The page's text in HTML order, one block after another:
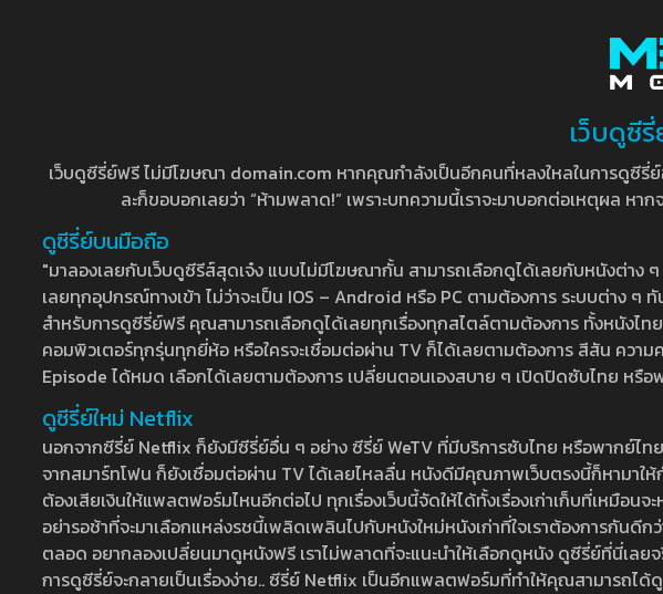
เว็บดูซี
เว็บดูซีรี่ย์ฟรี ไม่มีโฆษณา domain.com หากคุณกำลังเป็นอีกคนที่หลงใหลในการดูซีรี่
ละก็ขอบอกเลยว่า “ห้ามพลาด!” เพราะบทความนี้เราจะมาบอกต่อเหตุผล ห
ดูซีรี่ย์บนมือถือ
"มาลองเลยกับเว็บดูซีรีส์สุดเจ๋ง แบบไม่มีโฆษณากั้น สามารถเลือกดูได้เลยกับหนังต่า
เลยทุกอุปกรณ์ทางเข้า ไม่ว่าจะเป็น IOS – Android หรือ PC ตามต้องการ ระบบต่าง
สำหรับการดูซีรี่ย์ฟรี คุณสามารถเลือกดูได้เลยทุกเรื่องทุกสไตล์ตามต้องการ ทั้งหนังไ
คอมพิวเตอร์ทุกรุ่นทุกยี่ห้อ หรือใครจะเชื่อมต่อผ่าน TV ก็ได้เลยตามต้องการ สีสัน ควา
Episode ได้หมด เลือกได้เลยตามต้องการ เปลี่ยนตอนเองสบาย ๆ เปิดปิดซับไทย หรื
ดูซีรี่ย์ใหม่ Netflix
นอกจากซีรี่ย์ Netflix ก็ยังมีซีรี่ย์อื่น ๆ อย่าง ซีรี่ย์ WeTV ที่มีบริการซับไทย หรือพากย์ไท
จากสมาร์ทโฟน ก็ยังเชื่อมต่อผ่าน TV ได้เลยไหลลื่น หนังดีมีคุณภาพเว็บตรงนี้ก็หามาใ
ต้องเสียเงินให้แพลตฟอร์มไหนอีกต่อไป ทุกเรื่องเว็บนี้จัดให้ได้ทั้งเรื่องเก่าเก็บที่เหมือ
อย่ารอช้าที่จะมาเลือกแหล่งรชนี้เพลิดเพลินไปกับหนังใหม่หนังเก่าที่ใจเราต้องการกันดี
ตลอด อยากลองเปลี่ยนมาดูหนังฟรี เราไม่พลาดที่จะแนะนำให้เลือกดูหนัง ดูซีรี่ย์ที่นี่เล
การดูซีรี่ย์จะกลายเป็นเรื่องง่าย.. ซีรี่ย์ Netflix เป็นอีกแพลตฟอร์มที่ทำให้คุณสามารถได้